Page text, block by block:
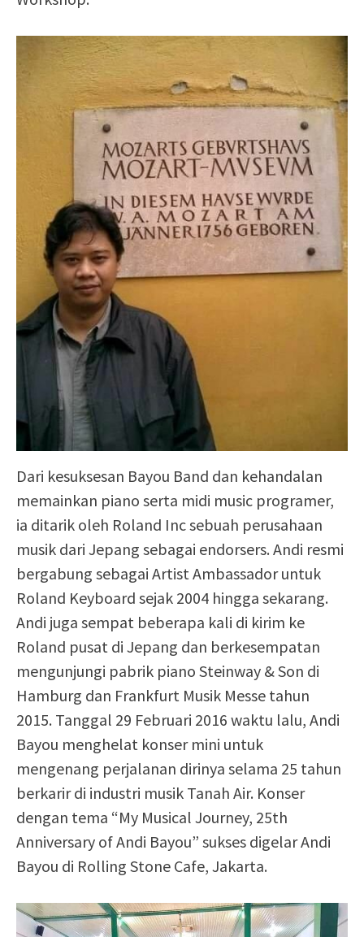
Dari kesuksesan Bayou Band dan kehandalan
memainkan piano serta midi music programer,
ia ditarik oleh Roland Inc sebuah perusahaan
musik dari Jepang sebagai endorsers. Andi resmi
bergabung sebagai Artist Ambassador untuk
Roland Keyboard sejak 2004 hingga sekarang.
Andi juga sempat beberapa kali di kirim ke
Roland pusat di Jepang dan berkesempatan
mengunjungi pabrik piano Steinway & Son di
Hamburg dan Frankfurt Musik Messe tahun
2015. Tanggal 29 Februari 2016 waktu lalu, Andi
Bayou menghelat konser mini untuk
mengenang perjalanan dirinya selama 25 tahun
berkarir di industri musik Tanah Air. Konser
dengan tema “My Musical Journey, 25th
Anniversary of Andi Bayou” sukses digelar Andi
Bayou di Rolling Stone Cafe, Jakarta.